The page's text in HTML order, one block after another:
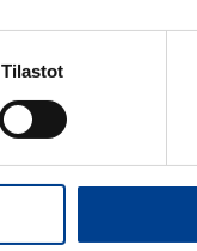
Tilastot